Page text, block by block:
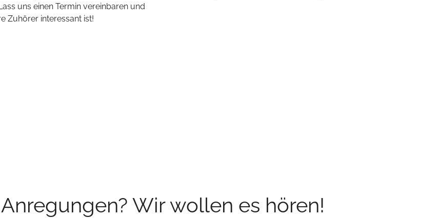
uns einen Termin vereinbaren und
Zuhörer interessant ist!
Wir wollen es hören!